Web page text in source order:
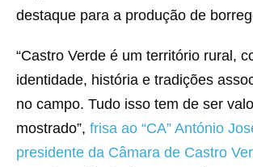
destaque para a produção de
“Castro Verde é um território rural,
identidade, história e tradições
no campo. Tudo isso tem de ser
mostrado”, frisa ao “CA” António
presidente da Câmara de Castro